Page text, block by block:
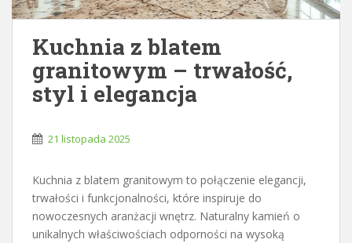
Kuchnia z blatem
granitowym – trwałość,
styl i elegancja
21 listopada 2025
Kuchnia z blatem granitowym to połączenie elegancji,
trwałości i funkcjonalności, które inspiruje do
nowoczesnych aranżacji wnętrz. Naturalny kamień o
unikalnych właściwościach odporności na wysoką